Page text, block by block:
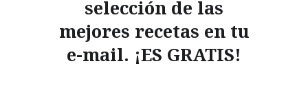
selección de las
mejores recetas en tu
e-mail. ¡ES GRATIS!